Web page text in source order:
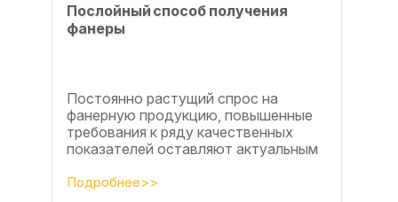
Послойный способ получения
фанеры
Постоянно растущий спрос на
фанерную продукцию, повышенные
требования к ряду качественных
показателей оставляют актуальным
технологии производства клееной...
Подробнее>>